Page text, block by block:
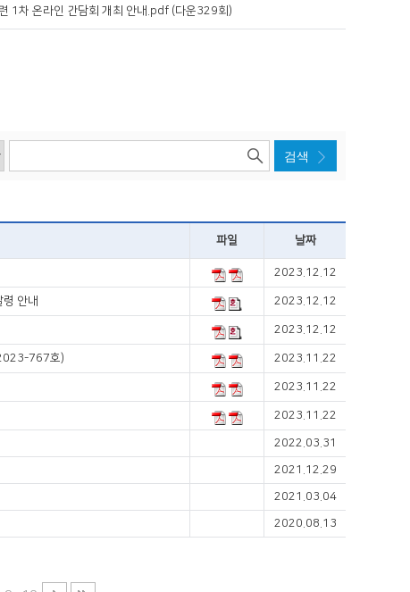
1차 온라인 간담회 개최 안내.pdf (다운329회)
파일 날짜
2023.12.12
령 안내 2023.12.12
2023.12.12
2023-767호) 2023.11.22
2023.11.22
2023.11.22
2022.03.31
2021.12.29
2021.03.04
2020.08.13